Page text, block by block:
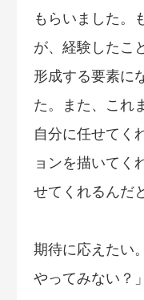
もらいました。
が、経験したこ
形成する要素に
た。また、これ
自分に任せてく
ョンを描いてく
せてくれるんだ
期待に応えたい
やってみない？